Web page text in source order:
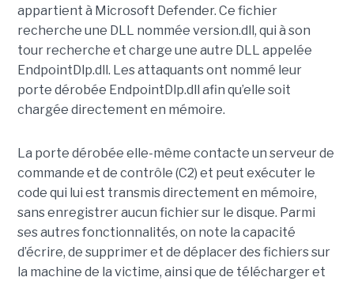
appartient à Microsoft Defender. Ce fichier
recherche une DLL nommée version.dll, qui à son
tour recherche et charge une autre DLL appelée
EndpointDlp.dll. Les attaquants ont nommé leur
porte dérobée EndpointDlp.dll afin qu’elle soit
chargée directement en mémoire.
La porte dérobée elle-même contacte un serveur de
commande et de contrôle (C2) et peut exécuter le
code qui lui est transmis directement en mémoire,
sans enregistrer aucun fichier sur le disque. Parmi
ses autres fonctionnalités, on note la capacité
d’écrire, de supprimer et de déplacer des fichiers sur
la machine de la victime, ainsi que de télécharger et